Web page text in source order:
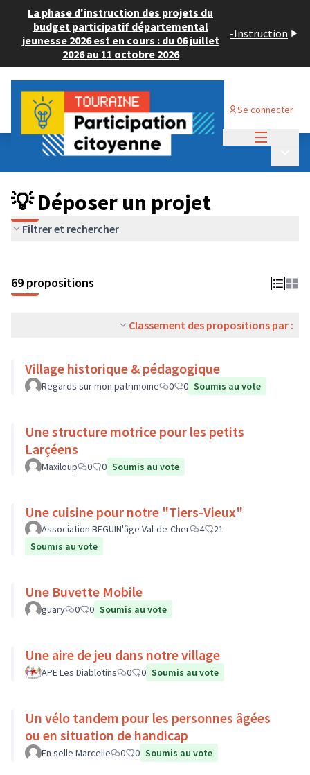
La phase d'instruction des projets du
budget participatif départemental
jeunesse 2026 est en cours : du 06 juillet
2026 au 11 octobre 2026
-Instruction
Se connecter
Budget Participatif ADULTE 2024
💡 Déposer un projet
💡 Déposer un projet
Filtrer et rechercher
69 propositions
Classement des propositions par :
Village historique & pédagogique
Regards sur mon patrimoine 0 0 Soumis au vote
Une structure motrice pour les petits
Larçéens
Maxiloup 0 0 Soumis au vote
Une cuisine pour notre "Tiers-Vieux"
Association BEGUIN'âge Val-de-Cher 4
21
Soumis au vote
Une Buvette Mobile
guary 0 0 Soumis au vote
Une aire de jeu dans notre village
APE Les Diablotins 0 0 Soumis au vote
Un vélo tandem pour les personnes âgées
ou en situation de handicap
En selle Marcelle 0 0 Soumis au vote